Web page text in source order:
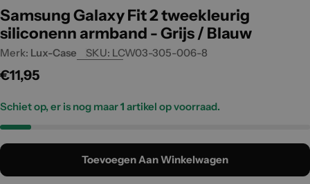
Samsung Galaxy Fit 2 tweekleurig
siliconenn armband - Grijs / Blauw
Merk: Lux-Case SKU: LCW03-305-006-8
Normale
€11,95
Schiet op, er is nog maar1 artikel op voorraad.
Toevoegen Aan Winkelwagen